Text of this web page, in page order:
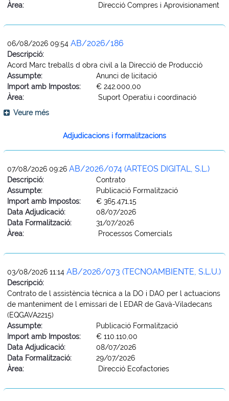
Àrea:
Direcció Compres i Aprovisionament
06/08/2026 09:54 AB/2026/186
Descripció:
Acord Marc treballs d obra civil a la Direcció de Producció
Assumpte:
Anunci de licitació
Import amb Impostos:
€ 242.000,00
Àrea:
Suport Operatiu i coordinació
Veure més
Adjudicacions i formalitzacions
07/08/2026 09:26 AB/2026/074 (ARTEOS DIGITAL, S.L.)
Descripció:
Contrato
Assumpte:
Publicació Formalització
Import amb Impostos:
€ 365.471,15
Data Adjudicació:
08/07/2026
Data Formalització:
31/07/2026
Àrea:
Processos Comercials
03/08/2026 11:14 AB/2026/073 (TECNOAMBIENTE, S.L.U.)
Descripció:
Contrato de l assistència tècnica a la DO i DAO per l actuacions
de manteniment de l emissari de l EDAR de Gavà-Viladecans
(EQGAVA2215)
Assumpte:
Publicació Formalització
Import amb Impostos:
€ 110.110,00
Data Adjudicació:
08/07/2026
Data Formalització:
29/07/2026
Àrea:
Direcció Ecofactories